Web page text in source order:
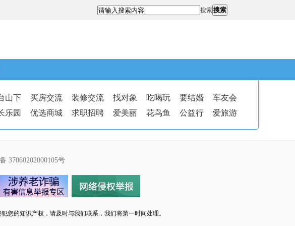
搜索搜索
山下 买房交流 装修交流 找对象 吃喝玩 要结婚
车友会
乐园
优选商城 求职招聘 爱美丽 花鸟鱼 公益行 爱旅游
37060202000105号
您的知识产权，请及时与我们联系，我们将第一时间处理。